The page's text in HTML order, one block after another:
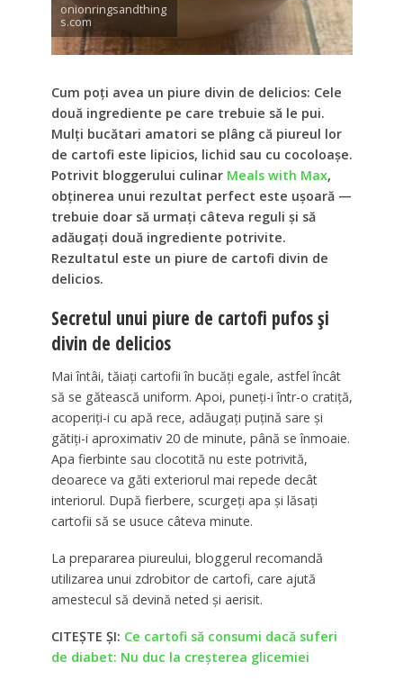
onionringsandthing
s.com
Cum poți avea un piure divin de delicios: Cele
două ingrediente pe care trebuie să le pui.
Mulți bucătari amatori se plâng că piureul lor
de cartofi este lipicios, lichid sau cu cocoloașe.
Potrivit bloggerului culinar Meals with Max,
obținerea unui rezultat perfect este ușoară —
trebuie doar să urmați câteva reguli și să
adăugați două ingrediente potrivite.
Rezultatul este un piure de cartofi divin de
delicios.
Secretul unui piure de cartofi pufos și
divin de delicios
Mai întâi, tăiați cartofii în bucăți egale, astfel încât
să se gătească uniform. Apoi, puneți-i într-o cratiță,
acoperiți-i cu apă rece, adăugați puțină sare și
gătiți-i aproximativ 20 de minute, până se înmoaie.
Apa fierbinte sau clocotită nu este potrivită,
deoarece va găti exteriorul mai repede decât
interiorul. După fierbere, scurgeți apa și lăsați
cartofii să se usuce câteva minute.
La prepararea piureului, bloggerul recomandă
utilizarea unui zdrobitor de cartofi, care ajută
amestecul să devină neted și aerisit.
CITEȘTE ȘI: Ce cartofi să consumi dacă suferi
de diabet: Nu duc la creșterea glicemiei